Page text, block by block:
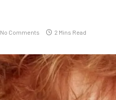
No Comments 2 Mins Read